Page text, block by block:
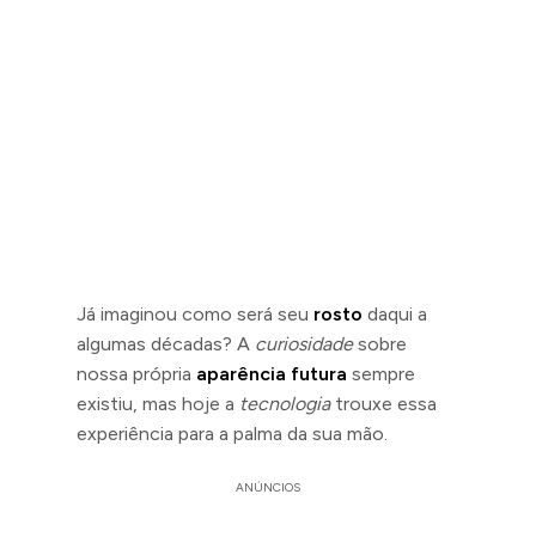
Já imaginou como será seu rosto daqui a
algumas décadas? A curiosidadesobre
nossa própria aparência futura sempre
existiu, mas hoje a tecnologiatrouxe essa
experiência para a palma da sua mão.
ANÚNCIOS